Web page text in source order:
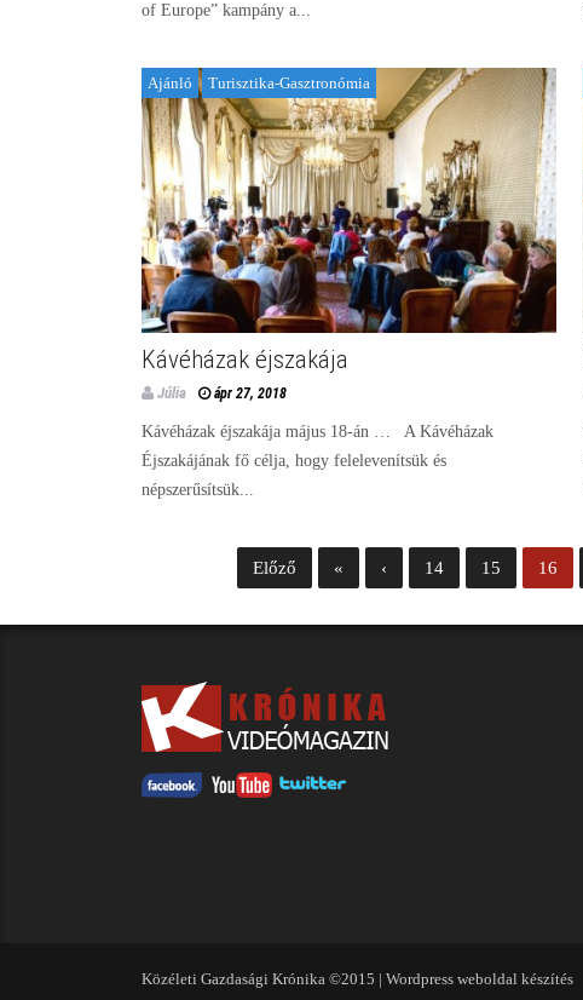
of Europe” kampány a...
Ajánló Turisztika-Gasztronómia
Kávéházak éjszakája
Júlia ápr 27, 2018
Kávéházak éjszakája május 18-án … A Kávéházak
Éjszakájának fő célja, hogy felelevenítsük és
népszerűsítsük...
Előző « ‹ 14 15 16
Közéleti Gazdasági Krónika ©2015 | Wordpress weboldal készítés